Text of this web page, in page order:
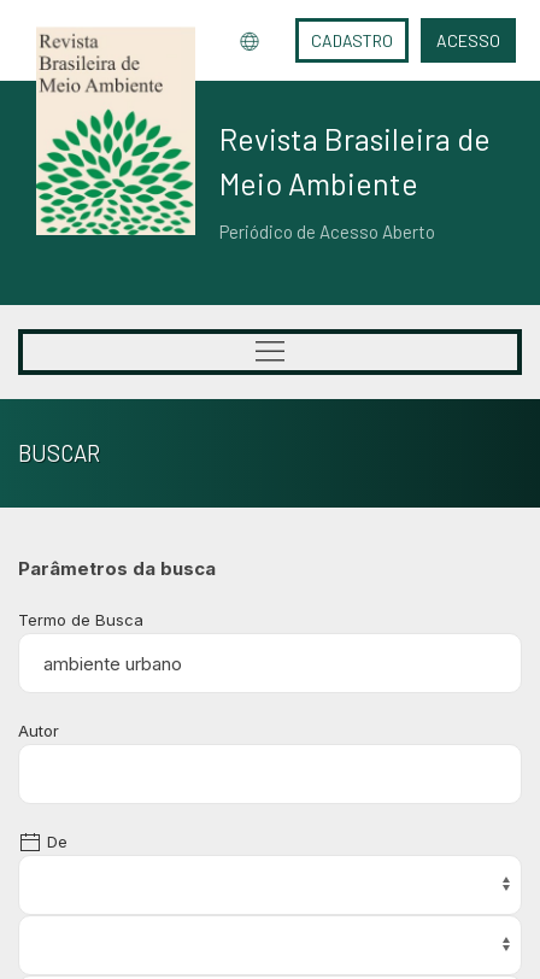
CADASTRO ACESSO
Revista Brasileira de
Meio Ambiente
Periódico de Acesso Aberto
BUSCAR
Parâmetros da busca
Termo de Busca
Autor
De